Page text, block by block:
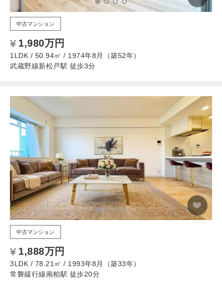
中古マンション
1,980万円
1LDK / 50.94㎡ / 1974年8月（築52年）
武蔵野線新松戸駅 徒歩3分
中古マンション
1,888万円
3LDK / 78.21㎡ / 1993年8月（築33年）
常磐緩行線南柏駅 徒歩20分